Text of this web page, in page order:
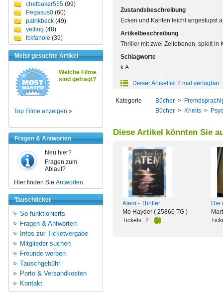
chetbaker555 (99)
Pegasus0 (60)
patrikbeck (49)
yeiting (48)
fckfanole (39)
Meist gesuchte Artikel
Welche Filme
sind gefragt?
Top Filme anzeigen »
Fragen & Antworten
Neu hier?
Fragen zum
Ablauf?
Hier finden Sie Antworten
Tauschticket
So funktionierts
Fragen & Antworten
Infos zur Ticketvergabe
Mitglieder suchen
Freunde werben
Tauschgebühr
Porto & Versandkosten
Kontakt
Zustandsbeschreibung
Ecken und Kanten leicht angestupst
Artikelbeschreibung
Thriller mit zwei Zeitebenen, spielt in
Schlagworte
k.A.
Dieser Artikel ist 2 mal verfügbar
Kategorie Bücher >
Bücher > Krimis >
Diese Artikel könnten Sie
Atem - Thriller
Mo Hayder ( 25866 TG )
Tickets: 2
Die